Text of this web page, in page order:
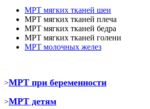
МРТ мягких тканей шеи
МРТ мягких тканей плеча
МРТ мягких тканей бедра
МРТ мягких тканей голени
МРТ молочных желез
>МРТ при беременности
>МРТ детям